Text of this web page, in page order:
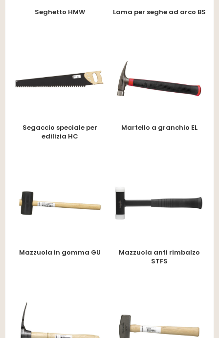
Seghetto HMW Lama per seghe ad arco BS
Segaccio speciale per
edilizia HC
Martello a granchio EL
Mazzuola in gomma GU
Mazzuola anti rimbalzo
STFS